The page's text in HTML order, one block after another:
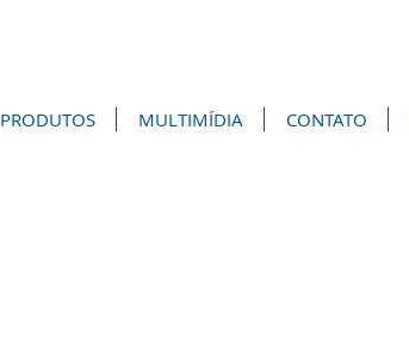
PRODUTOS MULTIMÍDIA CONTATO